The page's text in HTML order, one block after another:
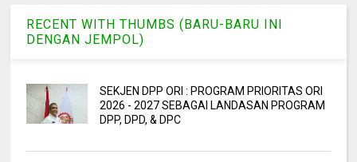
RECENT WITH THUMBS (BARU-BARU INI
DENGAN JEMPOL)
SEKJEN DPP ORI : PROGRAM PRIORITAS ORI
2026 - 2027 SEBAGAI LANDASAN PROGRAM
DPP, DPD, & DPC